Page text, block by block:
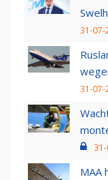
31-07-
31-07-
MAA